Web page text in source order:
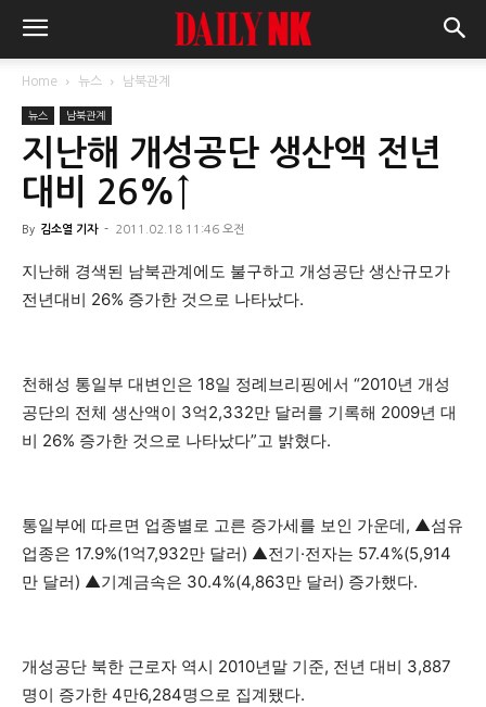
Home 뉴스 남북관계
뉴스 남북관계
지난해 개성공단 생산액 전년
대비 26%↑
By 김소열 기자 - 2011.02.18 11:46 오전
지난해 경색된 남북관계에도 불구하고 개성공단 생산규모가
전년대비 26% 증가한 것으로 나타났다.
천해성 통일부 대변인은 18일 정례브리핑에서 “2010년 개성
공단의 전체 생산액이 3억2,332만 달러를 기록해 2009년 대
비 26% 증가한 것으로 나타났다”고 밝혔다.
통일부에 따르면 업종별로 고른 증가세를 보인 가운데, ▲섬유
업종은 17.9%(1억7,932만 달러) ▲전기·전자는 57.4%(5,914
만 달러) ▲기계금속은 30.4%(4,863만 달러) 증가했다.
개성공단 북한 근로자 역시 2010년말 기준, 전년 대비 3,887
명이 증가한 4만6,284명으로 집계됐다.